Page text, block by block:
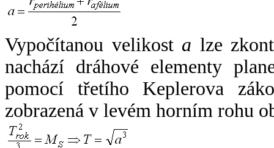
Vypočítanou velikost a lze
nachází dráhové elementy
pomocí třetího Keplerova
zobrazená v levém horním rohu